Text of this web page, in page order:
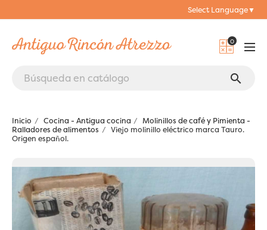
Select Language▼
0
search
Inicio Cocina - Antigua cocina
Molinillos de café y Pimienta -
Ralladores de alimentos
Viejo molinillo eléctrico marca Tauro.
Origen español.